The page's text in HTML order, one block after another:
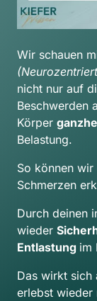
nicht nur auf
Beschwerden
Körper
Belastung.
So können wir
Schmerzen
Durch deinen
wieder
Entlastung im
Das wirkt sich
erlebst wieder